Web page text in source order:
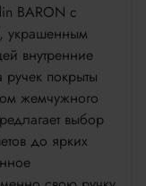
BARON с
украшенным
внутренние
покрыты
жемчужного
выбор
до ярких